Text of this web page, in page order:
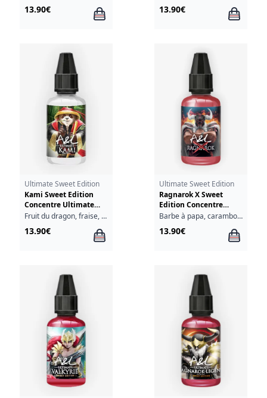
13.90€ 13.90€
Ultimate Sweet Edition
Kami Sweet Edition
Concentre Ultimate
A&L 30ml
Fruit du dragon, fraise, fraîcheur
13.90€
Ultimate Sweet Edition
Ragnarok X Sweet
Edition Concentre
Ultimate A&L 30ml
Barbe à papa, carambole, fruits rouges
13.90€